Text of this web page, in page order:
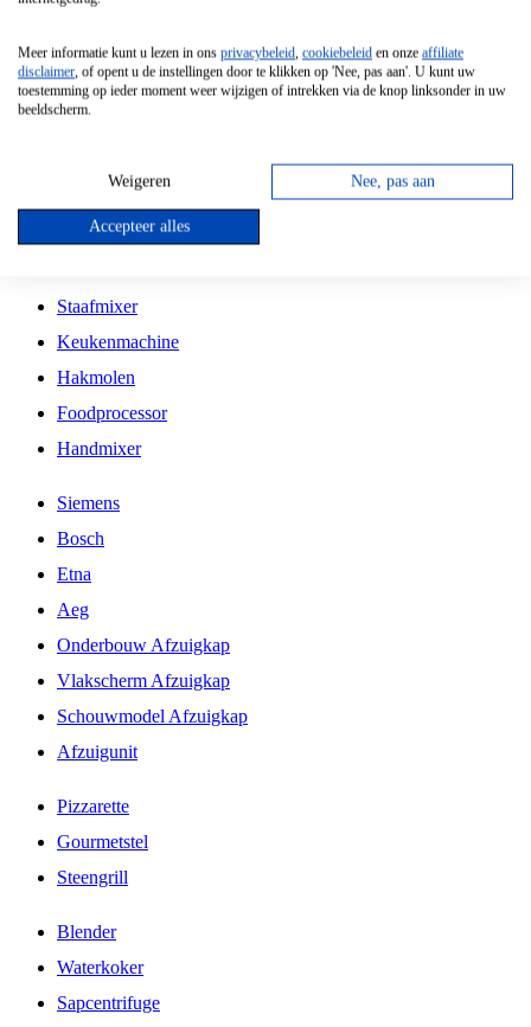
Vrijstaande Magnetron
Vrijstaande Kookplaat
Inbouw Gaskookplaat
Inbouw Keramische Kookplaat
Kookplaat Accessoires
Staafmixer
Keukenmachine
Hakmolen
Foodprocessor
Handmixer
Siemens
Bosch
Etna
Aeg
Onderbouw Afzuigkap
Vlakscherm Afzuigkap
Schouwmodel Afzuigkap
Afzuigunit
Pizzarette
Gourmetstel
Steengrill
Blender
Waterkoker
Sapcentrifuge
Meer informatie kunt u lezen in ons privacybeleid, cookiebeleid en onze affiliate
disclaimer, of opent u de instellingen door te klikken op 'Nee, pas aan'. U kunt uw
toestemming op ieder moment weer wijzigen of intrekken via de knop linksonder in uw
beeldscherm.
Weigeren Nee, pas aan
Accepteer alles